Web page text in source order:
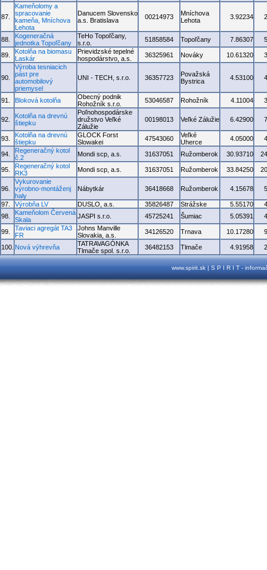
87.
Kameňolomy a
spracovanie
kameňa, Mníchova
Lehota
Danucem Slovensko
a.s. Bratislava
00214973
Mníchova
Lehota
3.92234
88.
Kogeneračná
jednotka Topoľčany
TeHo Topoľčany,
s.r.o.
51858584 Topoľčany 7.86307
89.
Kotolňa na biomasu
Laskár
Prievidzské tepelné
hospodárstvo, a.s.
36325961 Nováky 10.61320
90.
Výroba tesniacich
pást pre
automobilový
priemysel
UNI - TECH, s.r.o. 36357723
Považská
Bystrica
4.53100
91. Bloková kotolňa
Obecný podnik
Rohožník s.r.o.
53046587 Rohožník 4.11004
92.
Kotolňa na drevnú
štiepku
Poľnohospodárske
družstvo Veľké
Zálužie
00198013 Veľké Zálužie 6.42900
93.
Kotolňa na drevnú
štiepku
GLOCK Forst
Slowakei
47543060
Veľké
Uherce
4.05000
94.
Regeneračný kotol
č.2
Mondi scp, a.s. 31637051 Ružomberok 30.93710
95.
Regeneračný kotol
RK3
Mondi scp, a.s. 31637051 Ružomberok 33.84250
96.
Vykurovanie
výrobno-montáženj
haly
Nábytkár 36418668 Ružomberok 4.15678
97. Výrobňa LV DUSLO, a.s. 35826487 Strážske 5.55170
98.
Kameňolom Červená
Skala
JASPI s.r.o. 45725241 Šumiac 5.05391
99.
Taviaci agregát TA3
FR
Johns Manville
Slovakia, a.s.
34126520 Trnava 10.17280
100. Nová výhrevňa
TATRAVAGÓNKA
Tlmače spol. s.r.o.
36482153 Tlmače 4.91958
www.spirit.sk | S P I R I T -